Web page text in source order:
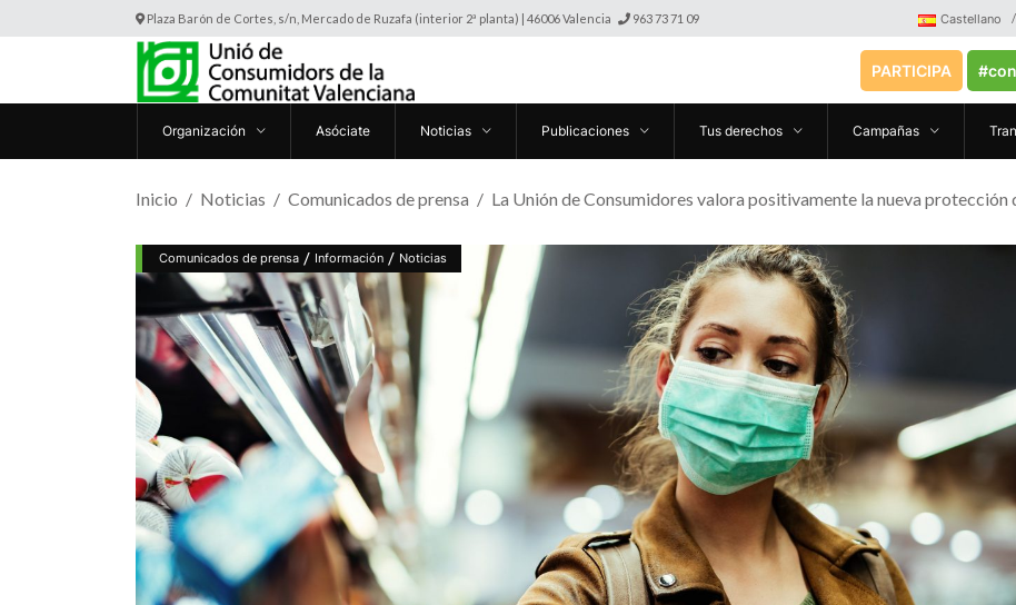
Plaza Barón de Cortes, s/n, Mercado de Ruzafa (interior 2ª planta) | 46006 Valencia 963 73 71 09 Castellano
PARTICIPA
Organización Asóciate Noticias Publicaciones Tus derechos Campañas
Inicio Noticias Comunicados de prensa La Unión de Consumidores valora positivamente la nueva
Comunicados de prensa / Información / Noticias